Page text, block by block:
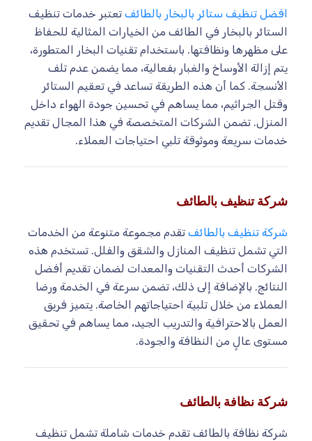
افضل تنظيف ستائر بالبخار بالطائف تعتبر خدمات تنظيف
الستائر بالبخار في الطائف من الخيارات المثالية للحفاظ
على مظهرها ونظافتها. باستخدام تقنيات البخار المتطورة،
يتم إزالة الأوساخ والغبار بفعالية، مما يضمن عدم تلف
الأنسجة. كما أن هذه الطريقة تساعد في تعقيم الستائر
وقتل الجراثيم، مما يساهم في تحسين جودة الهواء داخل
المنزل. تضمن الشركات المتخصصة في هذا المجال تقديم
خدمات سريعة وموثوقة تلبي احتياجات العملاء.
شركة تنظيف بالطائف
شركة تنظيف بالطائف تقدم مجموعة متنوعة من الخدمات
التي تشمل تنظيف المنازل والشقق والفلل. تستخدم هذه
الشركات أحدث التقنيات والمعدات لضمان تقديم أفضل
النتائج. بالإضافة إلى ذلك، تضمن سرعة في الخدمة ورضا
العملاء من خلال تلبية احتياجاتهم الخاصة. يتميز فريق
العمل بالاحترافية والتدريب الجيد، مما يساهم في تحقيق
مستوى عالٍ من النظافة والجودة.
شركة نظافة بالطائف
شركة نظافة بالطائف تقدم خدمات شاملة تشمل تنظيف